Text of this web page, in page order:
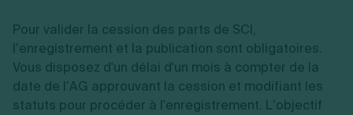
Pour valider la cession des parts de SCI,
l’enregistrement et la publication sont obligatoires.
Vous disposez d'un délai d'un mois à compter de la
date de l’AG approuvant la cession et modifiant les
statuts pour procéder à l'enregistrement. L’objectif